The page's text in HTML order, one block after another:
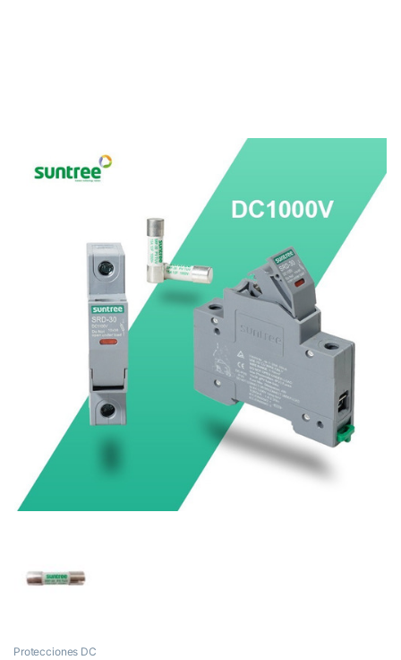
Protecciones DC